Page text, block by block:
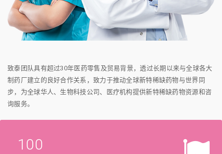
致泰团队具有超过30年医药零售及贸易背景，透过长期以来与全球各大
制药厂建立的良好合作关系，致力于推动全球新特稀缺药物与世界同
步，为全球华人、生物科技公司、医疗机构提供新特稀缺药物资源和咨
询服务。
100